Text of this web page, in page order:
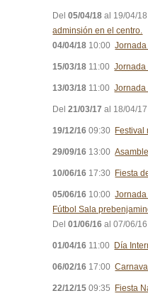
Del05/04/18 al 19/04/18
adminsión en el centro.
04/04/18 10:00
15/03/18 11:00Jornada
13/03/18 11:00Jornada
Del21/03/17 al 18/04/
19/12/16 09:30 Festival
29/09/16 13:00
10/06/16 17:30 Fiesta
05/06/16 10:00
Fútbol Sala
Del01/06/16 al 07/06/
01/04/16 11:00 Día
06/02/16 17:00
22/12/15 09:35 Fiesta